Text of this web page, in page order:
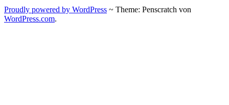
Proudly powered by WordPress ~ Theme: Penscratch von
WordPress.com.